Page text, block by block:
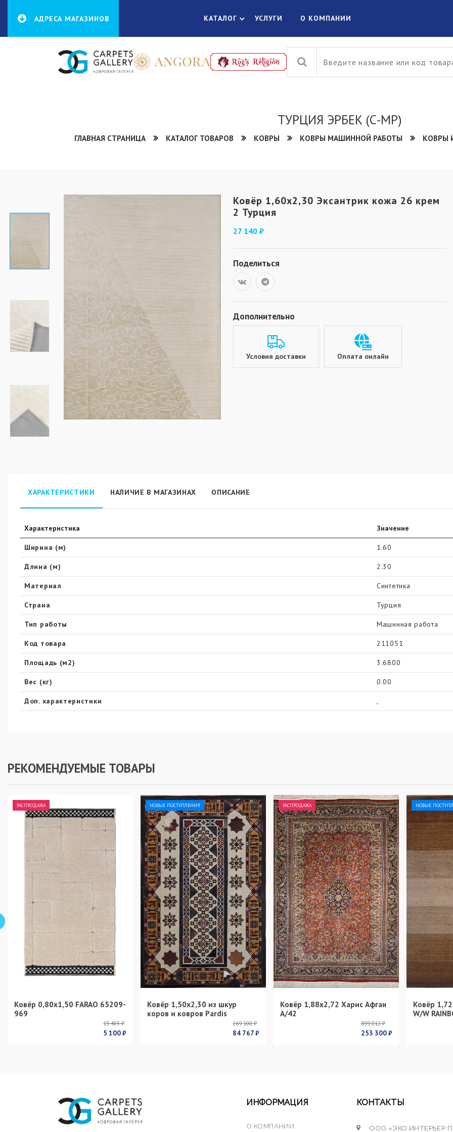
АДРЕСА МАГАЗИНОВ КАТАЛОГ УСЛУГИ О КОМПАНИИ
ТУРЦИЯ ЭРБЕК (С-МР)
ГЛАВНАЯ СТРАНИЦА КАТАЛОГ ТОВАРОВ КОВРЫ КОВРЫ МАШИННОЙ РАБОТЫ КОВРЫ
Ковёр 1,60х2,30 Эксантрик кожа 26 крем
2 Турция
27 140 ₽
Поделиться
Дополнительно
Условия доставки Оплата онлайн
ХАРАКТЕРИСТИКИ НАЛИЧИЕ В МАГАЗИНАХ ОПИСАНИЕ
Характеристика Значение
Ширина (м) 1.60
Длина (м) 2.30
Материал Синтетика
Страна Турция
Тип работы Машинная работа
Код товара 211051
Площадь (м2) 3.6800
Вес (кг) 0.00
Доп. характеристики ,
РЕКОМЕНДУЕМЫЕ ТОВАРЫ
РАСПРОДАЖА
Ковёр 0,80х1,50 FARAO 65209-
969
13 403 ₽
5 100 ₽
НОВЫЕ ПОСТУПЛЕНИЯ
Ковёр 1,50х2,30 из шкур
коров и ковров Pardis
269 100 ₽
84 767 ₽
РАСПРОДАЖА
Ковёр 1,88х2,72 Харис Афган
А/42
899 012 ₽
253 300 ₽
НОВЫЕ
Ковёр
W/W
ИНФОРМАЦИЯ
О КОМПАНИИ
КОНТАКТЫ
ООО «ЭКО ИНТЕРЬЕР